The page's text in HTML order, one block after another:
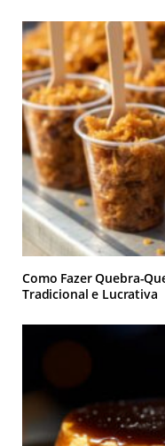
Como Fazer Quebra-
Tradicional e Lucrativa